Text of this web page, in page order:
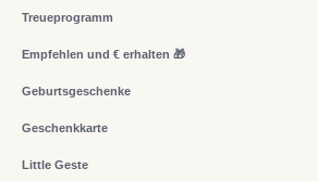
Treueprogramm
Empfehlen und € erhalten 🎁
Geburtsgeschenke
Geschenkkarte
Little Geste